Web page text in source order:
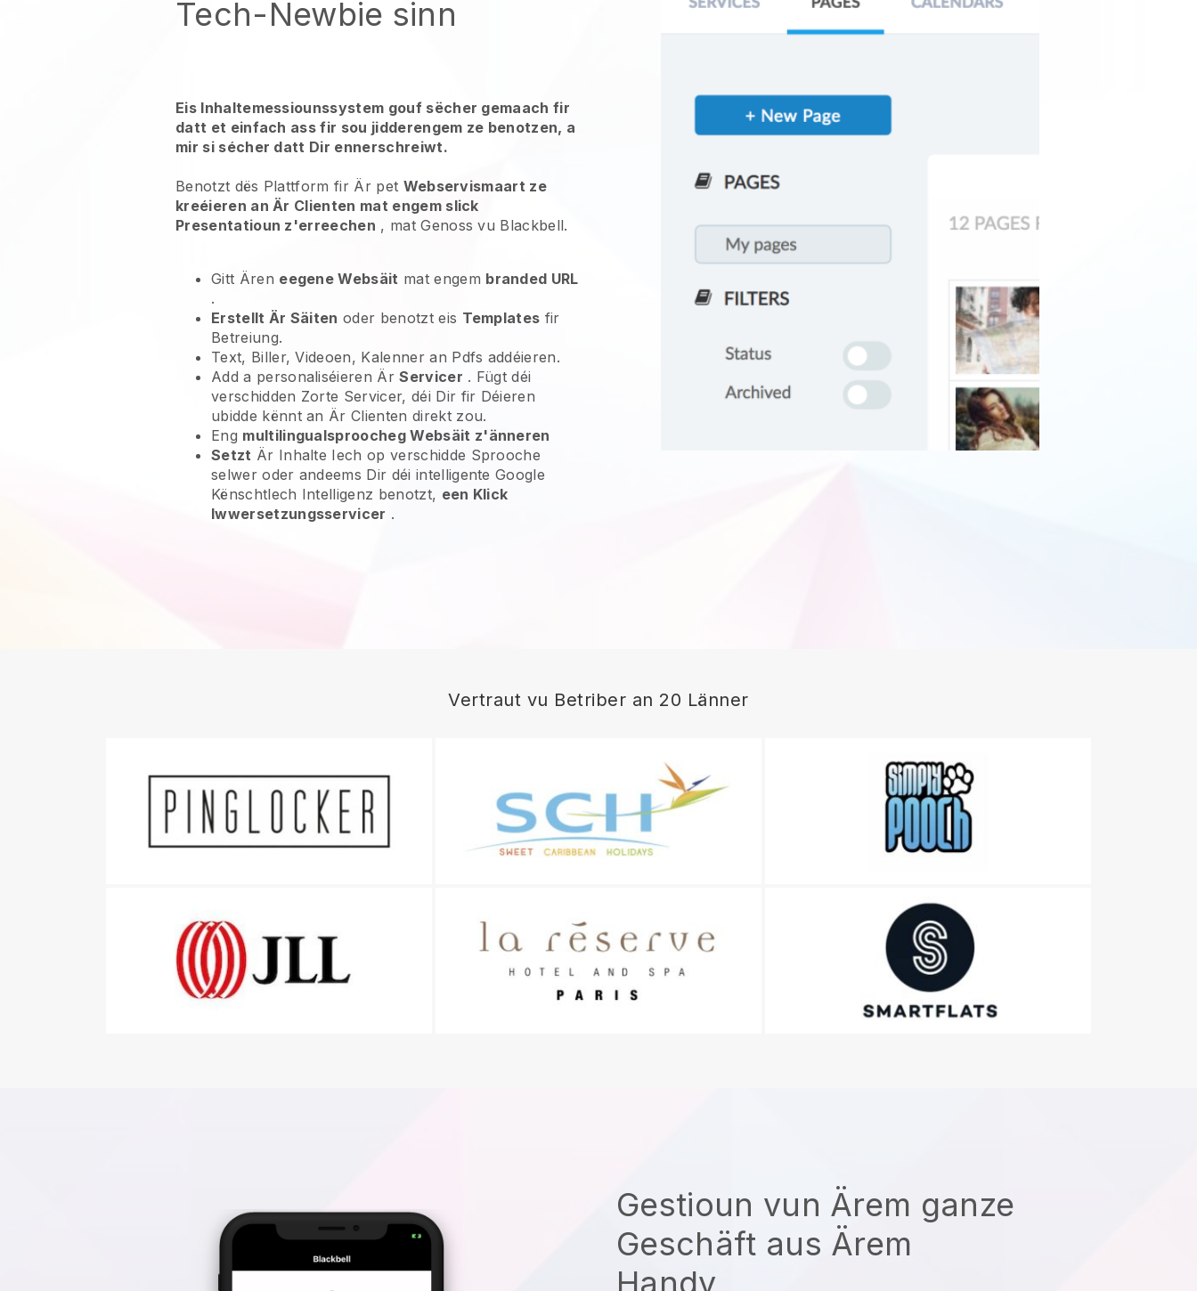
Tech-Newbie sinn
Eis Inhaltemessiounssystem gouf sëcher gemaach fir
datt et einfach ass fir sou jidderengem ze benotzen, a
mir si sécher datt Dir ennerschreiwt.
Benotzt dës Plattform fir Är pet Webservismaart ze
kreéieren an Är Clienten mat engem slick
Presentatioun z'erreechen , mat Genoss vu Blackbell.
Gitt Ären eegene Websäit mat engem branded URL
.
Erstellt Är Säiten oder benotzt eis Templates fir
Betreiung.
Text, Biller, Videoen, Kalenner an Pdfs addéieren.
Add a personaliséieren ÄrServicer . Fügt déi
verschidden Zorte Servicer, déi Dir fir Déieren
ubidde kënnt an Är Clienten direkt zou.
Eng multilingualsproocheg Websäit z'änneren
Setzt Är Inhalte Iech op verschidde Sprooche
selwer oder andeems Dir déi intelligente Google
Kënschtlech Intelligenz benotzt, een Klick
Iwwersetzungsservicer .
Vertraut vu Betriber an 20 Länner
Gestioun vun Ärem ganze
Geschäft aus Ärem
Handy